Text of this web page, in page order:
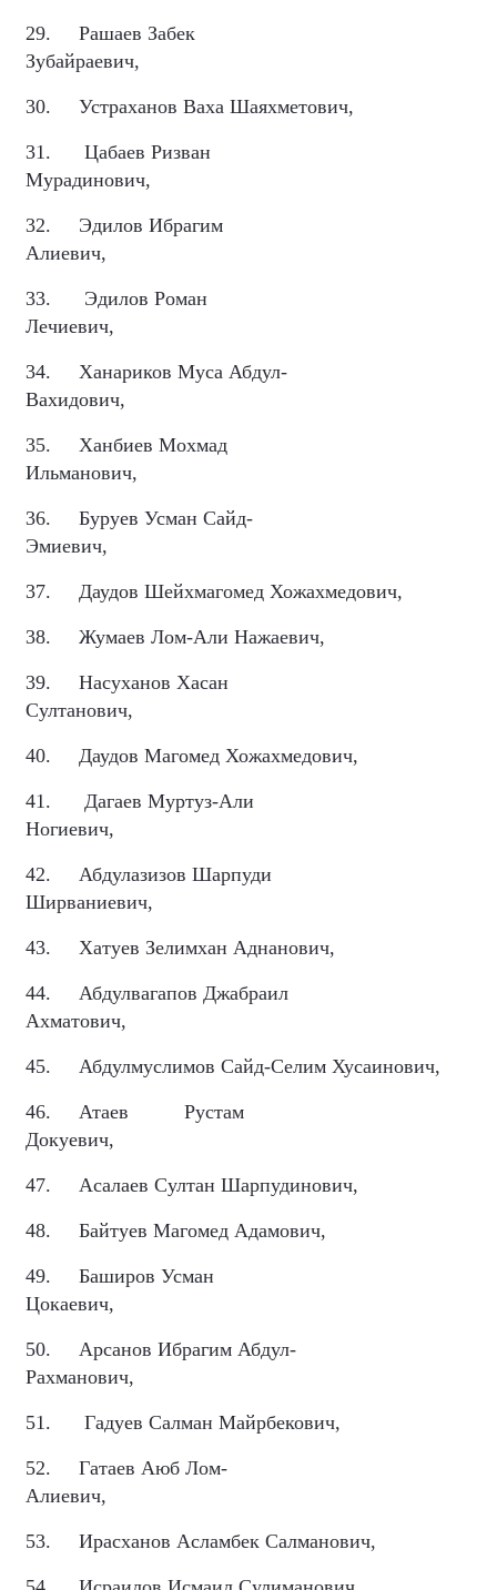
29.
Рашаев Забек
Зубайраевич,
30. Устраханов Ваха Шаяхметович,
31.
Цабаев Ризван
Мурадинович,
32.
Эдилов Ибрагим
Алиевич,
33.
Эдилов Роман
Лечиевич,
34.
Ханариков Муса Абдул-
Вахидович,
35.
Ханбиев Мохмад
Ильманович,
36.
Буруев Усман Сайд-
Эмиевич,
37. Даудов Шейхмагомед Хожахмедович,
38. Жумаев Лом-Али Нажаевич,
39.
Насуханов Хасан
Султанович,
40. Даудов Магомед Хожахмедович,
41.
Дагаев Муртуз-Али
Ногиевич,
42.
Абдулазизов Шарпуди
Ширваниевич,
43. Хатуев Зелимхан Аднанович,
44.
Абдулвагапов Джабраил
Ахматович,
45. Абдулмуслимов Сайд-Селим Хусаинович,
46. Атаев
Рустам
Докуевич,
47. Асалаев Султан Шарпудинович,
48. Байтуев Магомед Адамович,
49.
Баширов Усман
Цокаевич,
50.
Арсанов Ибрагим Абдул-
Рахманович,
51. Гадуев Салман Майрбекович,
52.
Гатаев Аюб Лом-
Алиевич,
53. Ирасханов Асламбек Салманович,